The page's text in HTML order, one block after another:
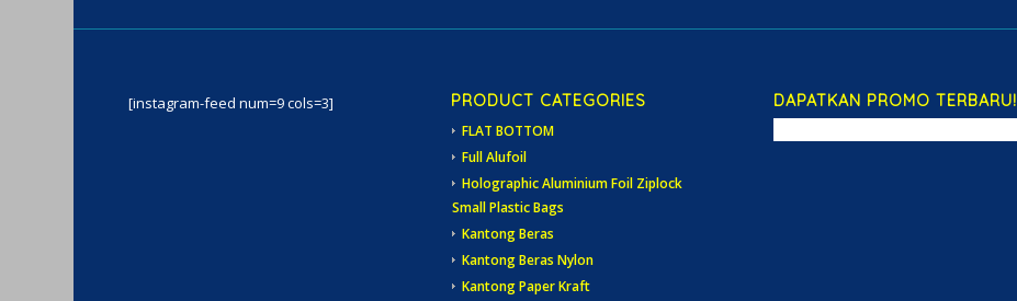
[instagram-feed num=9 cols=3] PRODUCT CATEGORIES
FLAT BOTTOM
Full Alufoil
Holographic Aluminium Foil Ziplock
Small Plastic Bags
Kantong Beras
Kantong Beras Nylon
Kantong Paper Kraft
DAPATKAN PROMO TERBARU!